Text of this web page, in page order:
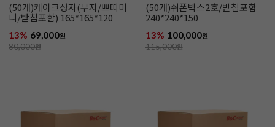
(50개)케이크상자(무지/쁘띠미
니/받침포함) 165*165*120
13% 69,000원
80,000원
(50개)쉬폰박스2호/받침포함
240*240*150
13% 100,000원
115,000원